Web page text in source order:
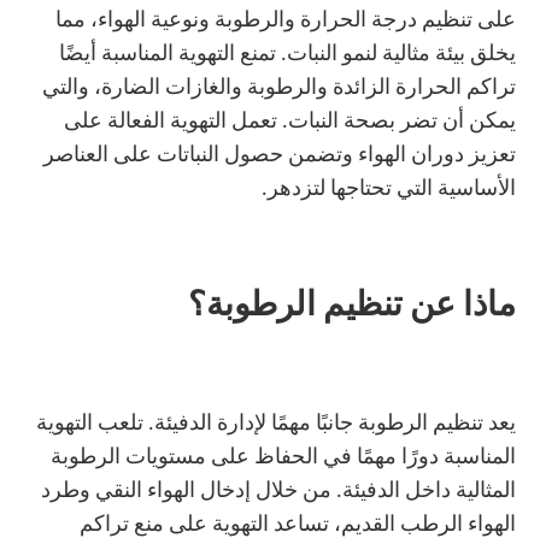
على تنظيم درجة الحرارة والرطوبة ونوعية الهواء، مما
يخلق بيئة مثالية لنمو النبات. تمنع التهوية المناسبة أيضًا
تراكم الحرارة الزائدة والرطوبة والغازات الضارة، والتي
يمكن أن تضر بصحة النبات. تعمل التهوية الفعالة على
تعزيز دوران الهواء وتضمن حصول النباتات على العناصر
الأساسية التي تحتاجها لتزدهر.
ماذا عن تنظيم الرطوبة؟
يعد تنظيم الرطوبة جانبًا مهمًا لإدارة الدفيئة. تلعب التهوية
المناسبة دورًا مهمًا في الحفاظ على مستويات الرطوبة
المثالية داخل الدفيئة. من خلال إدخال الهواء النقي وطرد
الهواء الرطب القديم، تساعد التهوية على منع تراكم